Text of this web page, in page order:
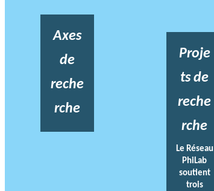
Axes
de
reche
rche
Proje
ts de
reche
rche
Le Réseau
PhiLab
soutient
trois